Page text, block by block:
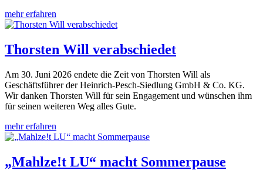
mehr erfahren
Thorsten Will verabschiedet
Am 30. Juni 2026 endete die Zeit von Thorsten Will als
Geschäftsführer der Heinrich-Pesch-Siedlung GmbH & Co. KG.
Wir danken Thorsten Will für sein Engagement und wünschen ihm
für seinen weiteren Weg alles Gute.
mehr erfahren
„Mahlze!t LU“ macht Sommerpause